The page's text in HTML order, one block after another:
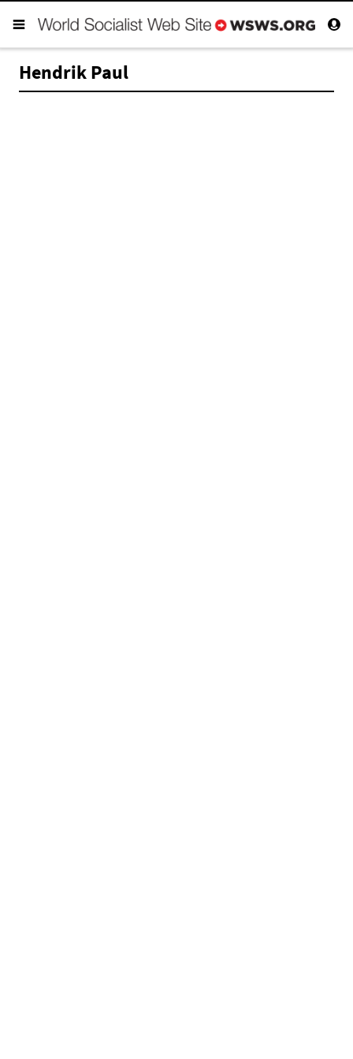
Hendrik Paul